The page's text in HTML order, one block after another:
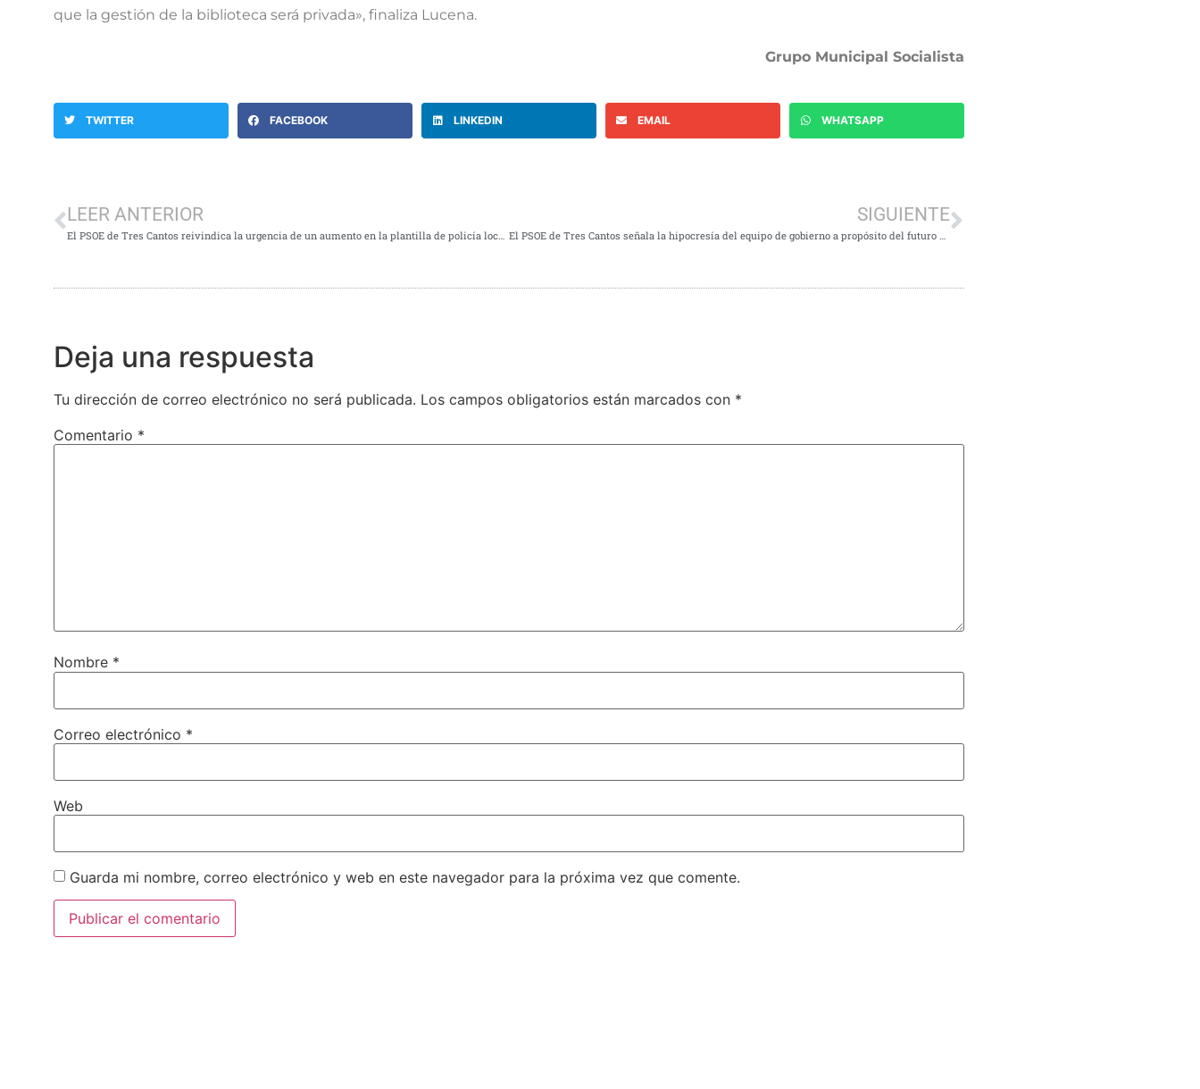
que la gestión de la biblioteca será privada», finaliza Lucena.
Grupo Municipal Socialista
TWITTER FACEBOOK LINKEDIN EMAIL WHATSAPP
LEER ANTERIOR SIGUIENTE
Deja una respuesta
Tu dirección de correo electrónico no será publicada. Los campos obligatorios están marcados con *
Comentario *
Nombre *
Correo electrónico *
Web
Guarda mi nombre, correo electrónico y web en este navegador para la próxima vez que comente.